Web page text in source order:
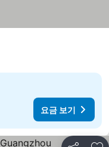
요금 보기